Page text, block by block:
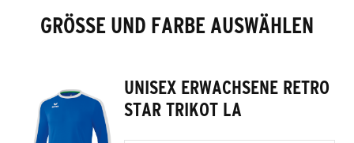
GRÖSSE UND FARBE AUSWÄHLEN
UNISEX ERWACHSENE RETRO
STAR TRIKOT LA